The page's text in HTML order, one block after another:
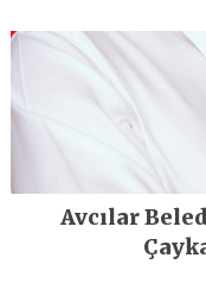
Avcılar